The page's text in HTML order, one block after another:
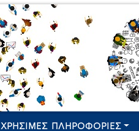
ΧΡΗΣΙΜΕΣ ΠΛΗΡΟΦΟΡΙΕΣ